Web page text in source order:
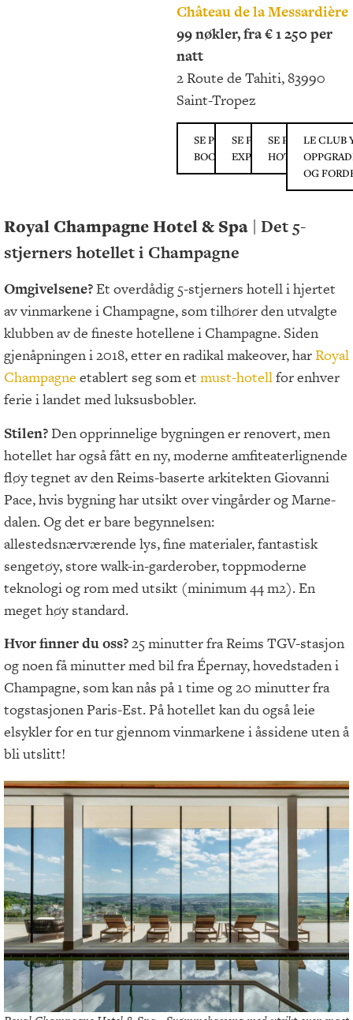
Château de la Messardière
99 nøkler, fra € 1 250 per
natt
2 Route de Tahiti, 83990
Saint-Tropez
SE PRISER PÅ
BOOKING.COM
SE PRISER PÅ
EXPEDIA.COM
SE PRISER PÅ
HOTELS.COM
LE CLUB
OG
Royal Champagne Hotel & Spa | Det 5-
stjerners hotellet i Champagne
Omgivelsene?Et overdådig 5-stjerners hotell i hjertet
av vinmarkene i Champagne, som tilhører den utvalgte
klubben av de fineste hotellene i Champagne. Siden
gjenåpningen i 2018, etter en radikal makeover, harRoyal
Champagne etablert seg som et must-hotellfor enhver
ferie i landet med luksusbobler.
Stilen?Den opprinnelige bygningen er renovert, men
hotellet har også fått en ny, moderne amfiteaterlignende
fløy tegnet av den Reims-baserte arkitekten Giovanni
Pace, hvis bygning har utsikt over vingårder og Marne-
dalen. Og det er bare begynnelsen:
allestedsnærværende lys, fine materialer, fantastisk
sengetøy, store walk-in-garderober, toppmoderne
teknologi og rom med utsikt (minimum 44 m2). En
meget høy standard.
Hvor finner du oss?25 minutter fra Reims TGV-stasjon
og noen få minutter med bil fra Épernay, hovedstaden i
Champagne, som kan nås på 1 time og 20 minutter fra
togstasjonen Paris-Est. På hotellet kan du også leie
elsykler for en tur gjennom vinmarkene i åssidene uten å
bli utslitt!